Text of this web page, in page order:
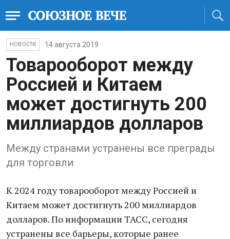
НОВОСТИ 14 августа 2019
Товарооборот между
Россией и Китаем
может достигнуть 200
миллиардов долларов
Между странами устранены все преграды
для торговли
К 2024 году товарооборот между Россией и
Китаем может достигнуть 200 миллиардов
долларов. По информации ТАСС, сегодня
устранены все барьеры, которые ранее